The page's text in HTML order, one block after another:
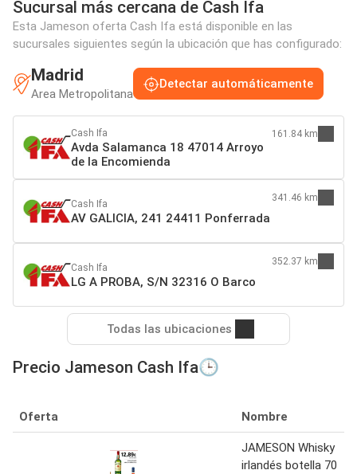
Sucursal más cercana de Cash Ifa
Esta Jameson oferta Cash Ifa está disponible en las
sucursales siguientes según la ubicación que has configurado:
Madrid
Area Metropolitana
Detectar automáticamente
Cash Ifa
Avda Salamanca 18 47014 Arroyo
de la Encomienda
161.84 km
Cash Ifa
AV GALICIA, 241 24411 Ponferrada
341.46 km
Cash Ifa
LG A PROBA, S/N 32316 O Barco
352.37 km
Todas las ubicaciones
Precio Jameson Cash Ifa🕒
Oferta Nombre
JAMESON Whisky
irlandés botella 70